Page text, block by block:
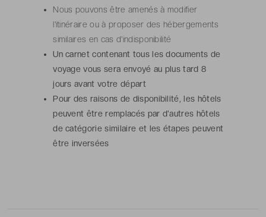
Nous pouvons être amenés à modifier
l'itinéraire ou à proposer des hébergements
similaires en cas d'indisponibilité
Un carnet contenant tous les documents de
voyage vous sera envoyé au plus tard 8
jours avant votre départ
Pour des raisons de disponibilité, les hôtels
peuvent être remplacés par d'autres hôtels
de catégorie similaire et les étapes peuvent
être inversées